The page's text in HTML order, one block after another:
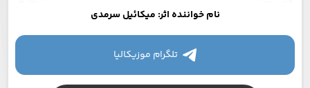
نام خواننده اثر: میکائیل سرمدی
تلگرام موزیکالیا